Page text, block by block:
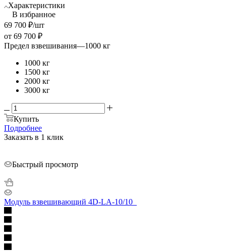
Характеристики
В избранное
69 700 ₽/шт
от 69 700 ₽
Предел взвешивания—1000 кг
1000 кг
1500 кг
2000 кг
3000 кг
Купить
Подробнее
Заказать в 1 клик
Быстрый просмотр
Модуль взвешивающий 4D-LA-10/10_